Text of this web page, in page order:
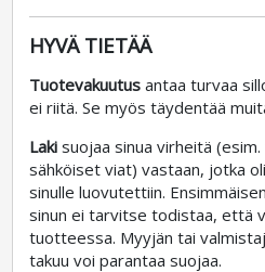
HYVÄ TIETÄÄ
Tuotevakuutus antaa turvaa
ei riitä. Se myös täydentää
Laki suojaa sinua virheitä
sähköiset viat) vastaan, jotka
sinulle luovutettiin.
sinun ei tarvitse todistaa, että
tuotteessa. Myyjän tai
takuu voi parantaa suojaa.